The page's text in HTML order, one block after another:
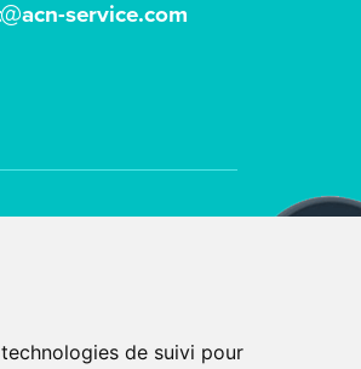
de suivi pour
acn-service.com